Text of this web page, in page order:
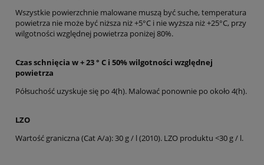
Wszystkie powierzchnie malowane muszą być suche, temperatura
powietrza nie może być niższa niż +5°C i nie wyższa niż +25°C, przy
wilgotności względnej powietrza poniżej 80%.
Czas schnięcia w + 23 ° C i 50% wilgotności względnej
powietrza
Półsuchość uzyskuje się po 4(h). Malować ponownie po około 4(h).
LZO
Wartość graniczna (Cat A/a): 30 g / l (2010). LZO produktu <30 g / l.